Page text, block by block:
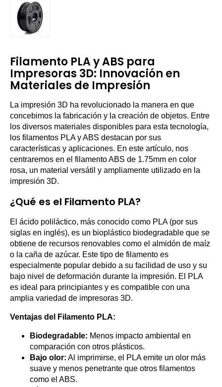
Filamento PLA y ABS para
Impresoras 3D: Innovación en
Materiales de Impresión
La impresión 3D ha revolucionado la manera en que
concebimos la fabricación y la creación de objetos. Entre
los diversos materiales disponibles para esta tecnología,
los filamentos PLA y ABS destacan por sus
características y aplicaciones. En este artículo, nos
centraremos en el filamento ABS de 1.75mm en color
rosa, un material versátil y ampliamente utilizado en la
impresión 3D.
¿Qué es el Filamento PLA?
El ácido poliláctico, más conocido como PLA (por sus
siglas en inglés), es un bioplástico biodegradable que se
obtiene de recursos renovables como el almidón de maíz
o la caña de azúcar. Este tipo de filamento es
especialmente popular debido a su facilidad de uso y su
bajo nivel de deformación durante la impresión. El PLA
es ideal para principiantes y es compatible con una
amplia variedad de impresoras 3D.
Ventajas del Filamento PLA:
Biodegradable: Menos impacto ambiental en
comparación con otros plásticos.
Bajo olor: Al imprimirse, el PLA emite un olor más
suave y menos penetrante que otros filamentos
como el ABS.